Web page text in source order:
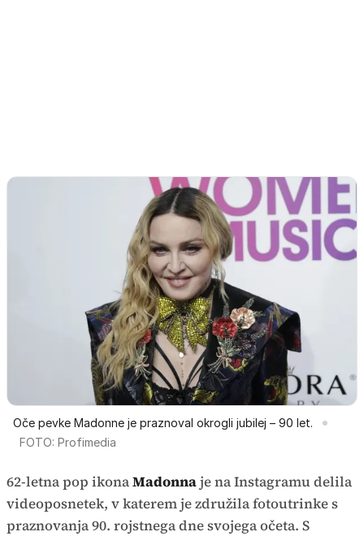
Oče pevke Madonne je praznoval okrogli jubilej – 90 let.
FOTO: Profimedia
62-letna pop ikonaMadonnaje na Instagramu delila
videoposnetek, v katerem je združila fotoutrinke s
praznovanja 90. rojstnega dne svojega očeta. S